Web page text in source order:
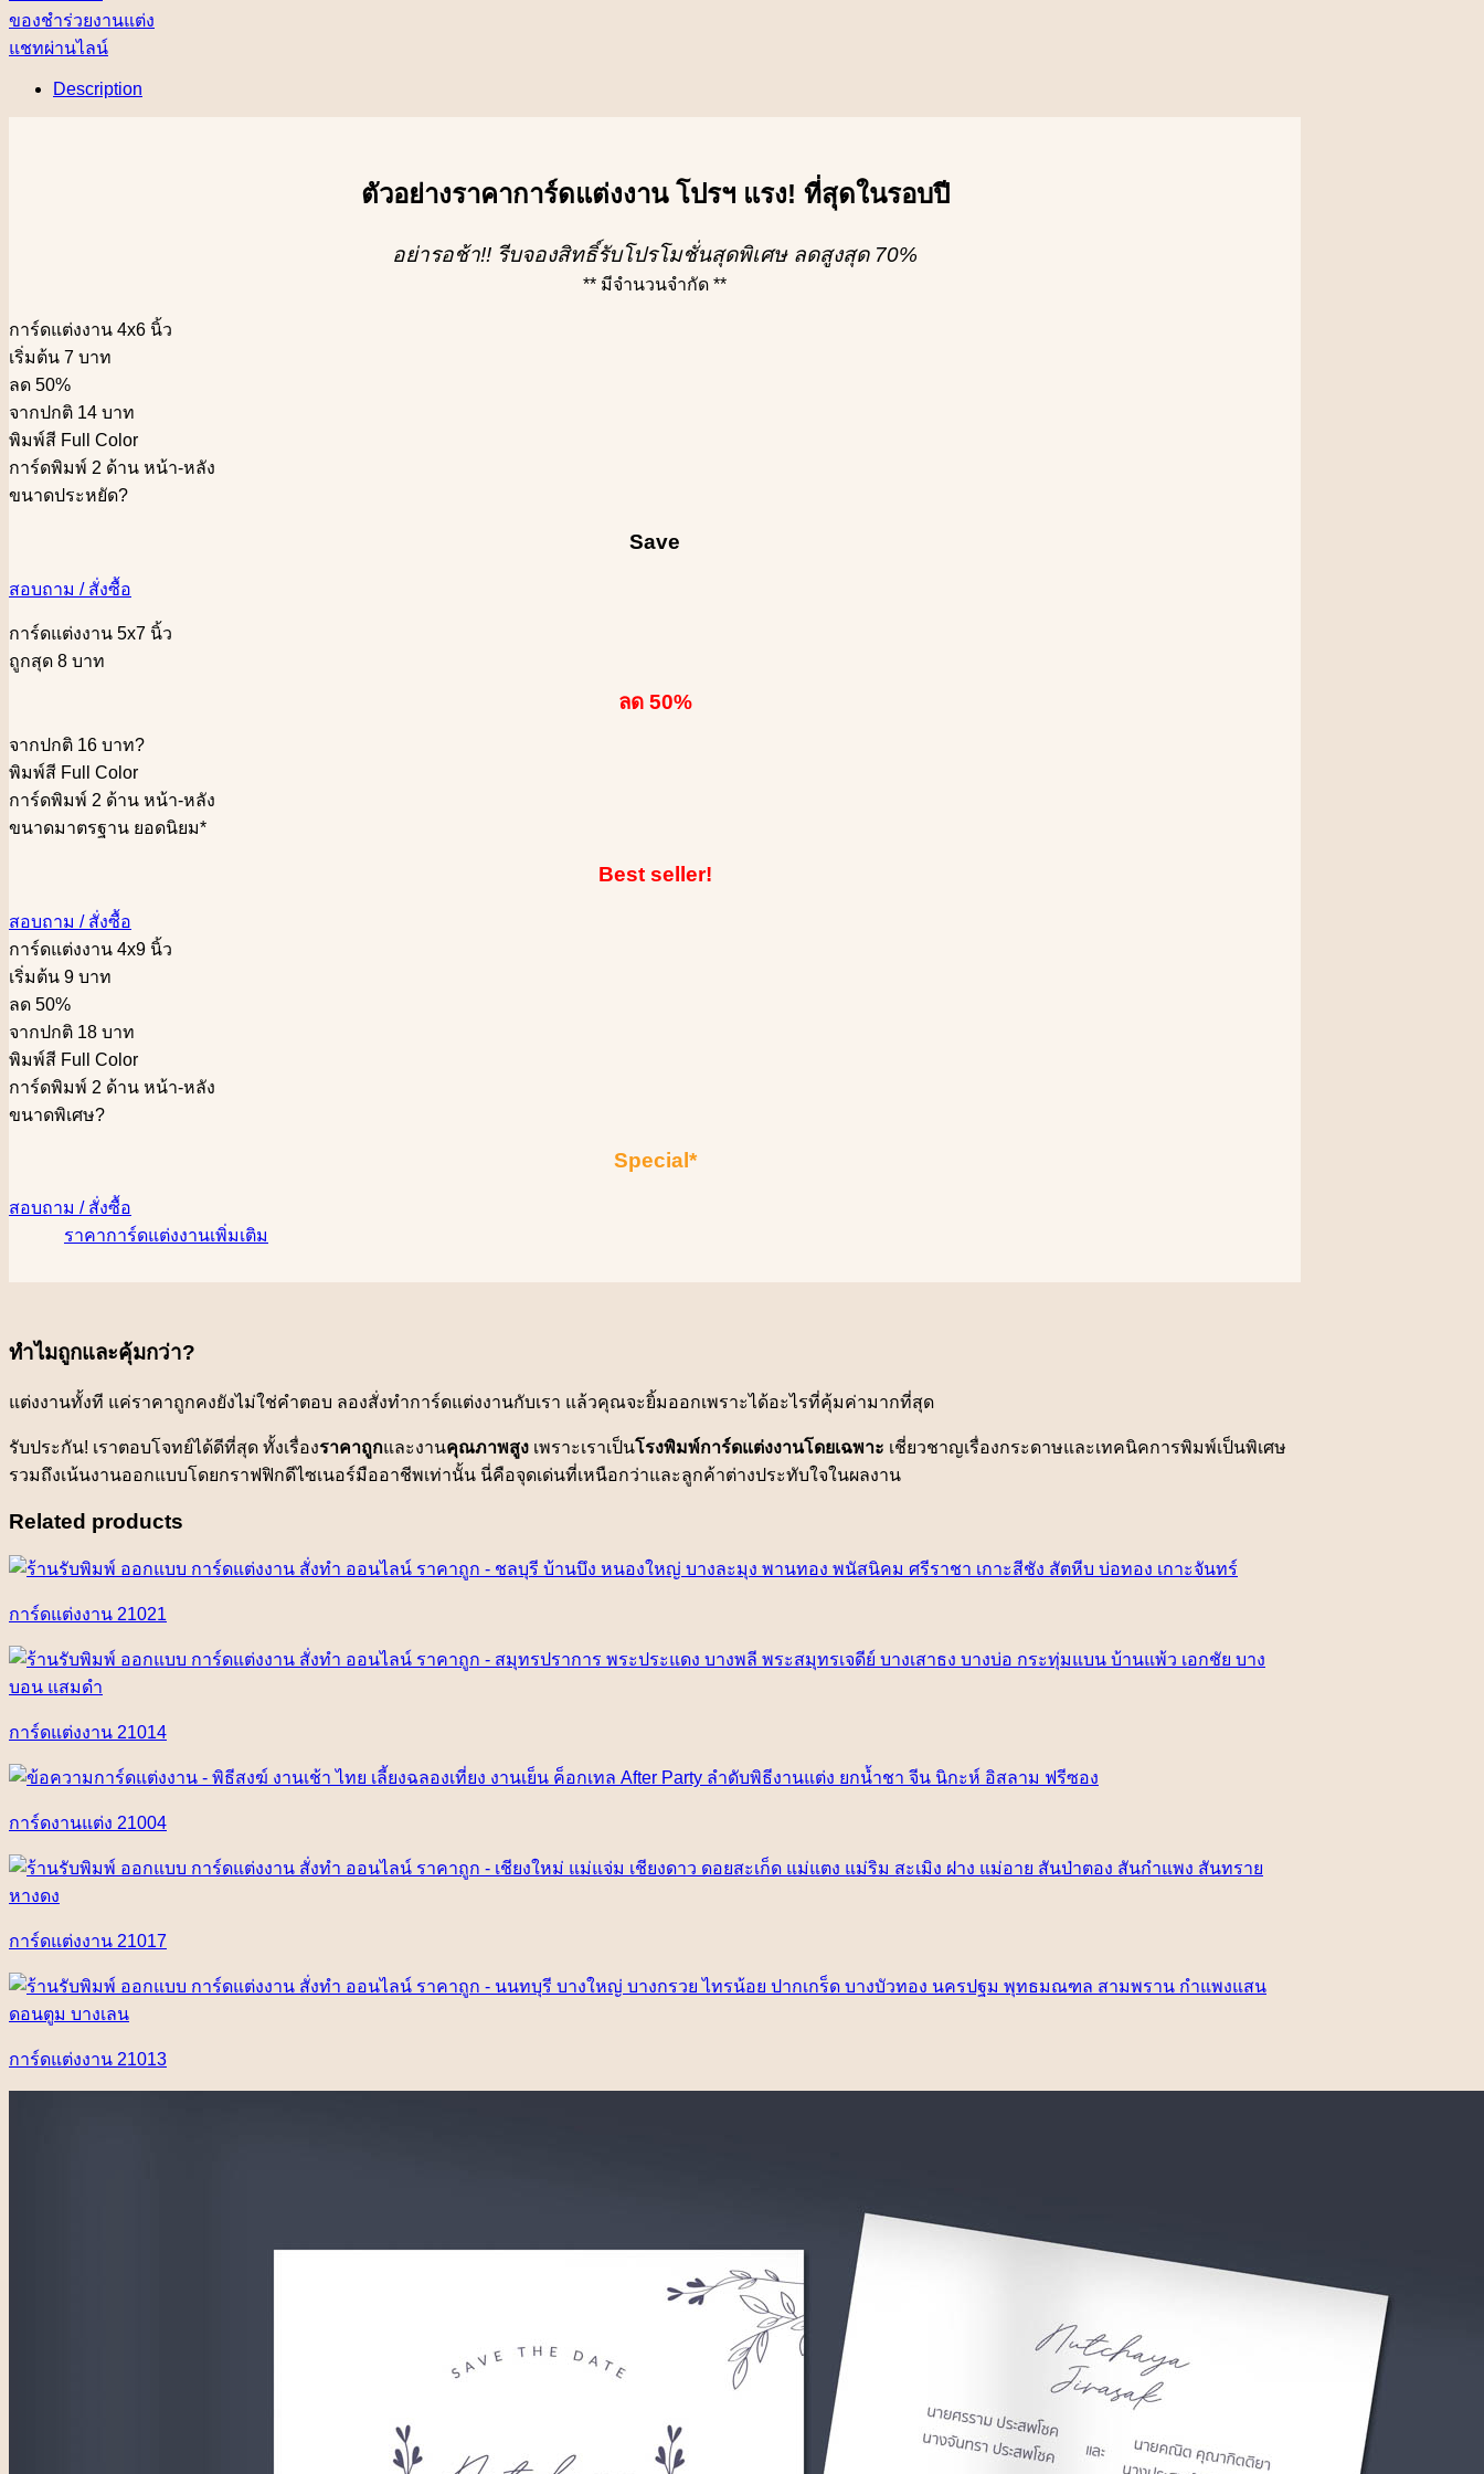
ของชำร่วยงานแต่ง
แชทผ่านไลน์
Description
ตัวอย่างราคาการ์ดแต่งงาน โปรฯ แรง! ที่สุดในรอบปี
อย่ารอช้า!! รีบจองสิทธิ์รับโปรโมชั่นสุดพิเศษ ลดสูงสุด 70%
** มีจำนวนจำกัด **
การ์ดแต่งงาน 4x6 นิ้ว
เริ่มต้น 7 บาท
ลด 50%
จากปกติ 14 บาท
พิมพ์สี Full Color
การ์ดพิมพ์ 2 ด้าน หน้า-หลัง
ขนาดประหยัด?
Save
สอบถาม / สั่งซื้อ
การ์ดแต่งงาน 5x7 นิ้ว
ถูกสุด 8 บาท
ลด 50%
จากปกติ 16 บาท?
พิมพ์สี Full Color
การ์ดพิมพ์ 2 ด้าน หน้า-หลัง
ขนาดมาตรฐาน ยอดนิยม*
Best seller!
สอบถาม / สั่งซื้อ
การ์ดแต่งงาน 4x9 นิ้ว
เริ่มต้น 9 บาท
ลด 50%
จากปกติ 18 บาท
พิมพ์สี Full Color
การ์ดพิมพ์ 2 ด้าน หน้า-หลัง
ขนาดพิเศษ?
Special*
สอบถาม / สั่งซื้อ
ราคาการ์ดแต่งงานเพิ่มเติม
ทำไมถูกและคุ้มกว่า?
แต่งงานทั้งที แค่ราคาถูกคงยังไม่ใช่คำตอบ ลองสั่งทำการ์ดแต่งงานกับเรา แล้วคุณจะยิ้มออกเพราะได้อะไรที่คุ้มค่ามากที่สุด
รับประกัน! เราตอบโจทย์ได้ดีที่สุด ทั้งเรื่องราคาถูกและงานคุณภาพสูง เพราะเราเป็นโรงพิมพ์การ์ดแต่งงานโดยเฉพาะ เชี่ยวชาญเรื่องกระดาษและเทคนิคการพิมพ์เป็นพิเศษ
รวมถึงเน้นงานออกแบบโดยกราฟฟิกดีไซเนอร์มืออาชีพเท่านั้น นี่คือจุดเด่นที่เหนือกว่าและลูกค้าต่างประทับใจในผลงาน
Related products
การ์ดแต่งงาน 21021
การ์ดแต่งงาน 21014
การ์ดงานแต่ง 21004
การ์ดแต่งงาน 21017
การ์ดแต่งงาน 21013